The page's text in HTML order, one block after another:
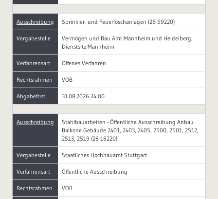
Ausschreibung Sprinkler- und Feuerlöschanlagen (26-59220)
Vergabestelle
Vermögen und Bau Amt Mannheim und Heidelberg,
Dienstsitz Mannheim
Verfahrensart Offenes Verfahren
Rechtsrahmen VOB
Abgabefrist 31.08.2026 24:00
Ausschreibung
Stahlbauarbeiten - Öffentliche Ausschreibung Anbau
Balkone Gebäude 2401, 2403, 2405, 2500, 2501, 2512,
2513, 2519 (26-16220)
Vergabestelle Staatliches Hochbauamt Stuttgart
Verfahrensart Öffentliche Ausschreibung
Rechtsrahmen VOB